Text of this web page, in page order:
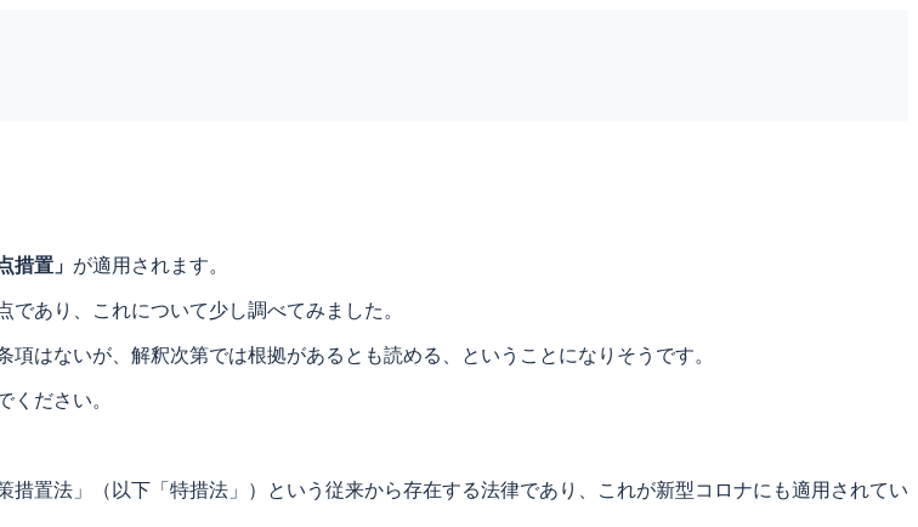
措置」 が適用されます。
あり、これについて少し調べてみました。
はないが、解釈次第では根拠があるとも読める、ということになりそうです。
ください。
置法」（以下「特措法」）という従来から存在する法律であり、これが新型コロナにも適用されてい